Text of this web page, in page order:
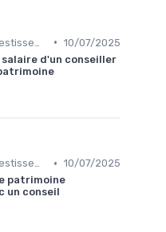
• 10/07/2025
salaire d'un conseiller
Stratégies d'Investissement Immobilier • 10/07/2025
patrimoine
un conseil